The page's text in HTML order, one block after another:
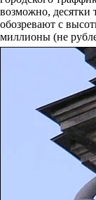
возможно,
обозревают с
миллионы (не